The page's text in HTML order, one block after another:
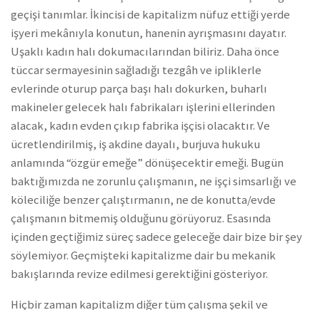
geçişi tanımlar. İkincisi de kapitalizm nüfuz ettiği yerde
işyeri mekânıyla konutun, hanenin ayrışmasını dayatır.
Uşaklı kadın halı dokumacılarından biliriz. Daha önce
tüccar sermayesinin sağladığı tezgâh ve ipliklerle
evlerinde oturup parça başı halı dokurken, buharlı
makineler gelecek halı fabrikaları işlerini ellerinden
alacak, kadın evden çıkıp fabrika işçisi olacaktır. Ve
ücretlendirilmiş, iş akdine dayalı, burjuva hukuku
anlamında “özgür emeğe” dönüşecektir emeği. Bugün
baktığımızda ne zorunlu çalışmanın, ne işçi simsarlığı ve
köleciliğe benzer çalıştırmanın, ne de konutta/evde
çalışmanın bitmemiş olduğunu görüyoruz. Esasında
içinden geçtiğimiz süreç sadece geleceğe dair bize bir şey
söylemiyor. Geçmişteki kapitalizme dair bu mekanik
bakışlarında revize edilmesi gerektiğini gösteriyor.
Hiçbir zaman kapitalizm diğer tüm çalışma şekil ve